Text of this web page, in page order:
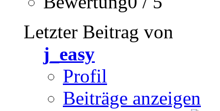
Letzter Beitrag von
j_easy
Profil
Beiträge anzeigen